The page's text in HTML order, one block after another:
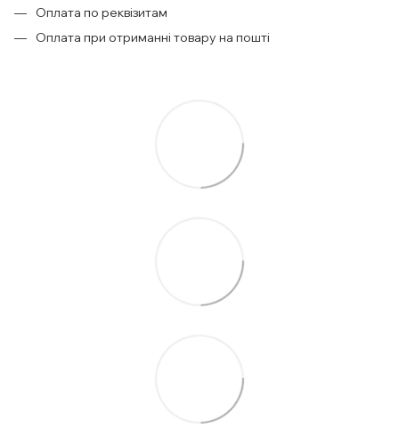
Оплата по реквізитам
Оплата при отриманні товару на пошті